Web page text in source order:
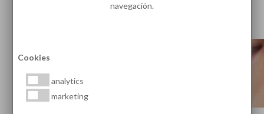
navegación.
Cookies
analytics
marketing